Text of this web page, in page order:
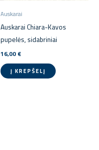
Auskarai
Auskarai Chiara-Kavos
pupelės, sidabriniai
16,00 €
Į KREPŠELĮ